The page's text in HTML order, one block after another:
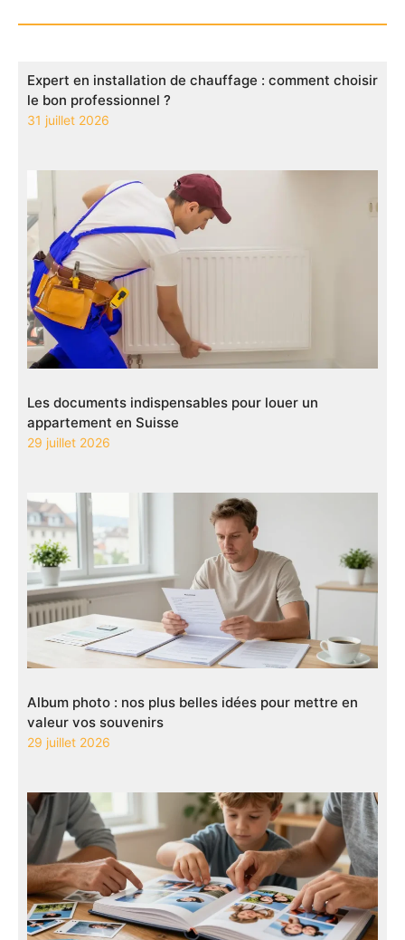
Expert en installation de chauffage : comment choisir
le bon professionnel ?
31 juillet 2026
Les documents indispensables pour louer un
appartement en Suisse
29 juillet 2026
Album photo : nos plus belles idées pour mettre en
valeur vos souvenirs
29 juillet 2026